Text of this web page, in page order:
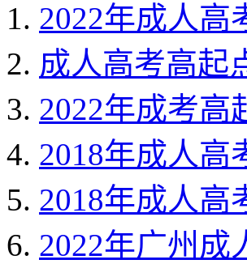
2022年成人高
成人高考高起
2022年成考高
2018年成人高
2018年成人高
2022年广州成